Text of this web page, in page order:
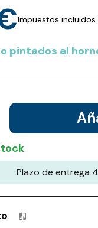
Impuestos incluidos
pintados al
Plazo de entrega
Productos